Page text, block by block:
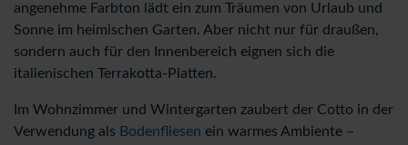
angenehme Farbton lädt ein zum Träumen von Urlaub und
Sonne im heimischen Garten. Aber nicht nur für draußen,
sondern auch für den Innenbereich eignen sich die
italienischen Terrakotta-Platten.
Im Wohnzimmer und Wintergarten zaubert der Cotto in der
Verwendung als Bodenfliesen ein warmes Ambiente –